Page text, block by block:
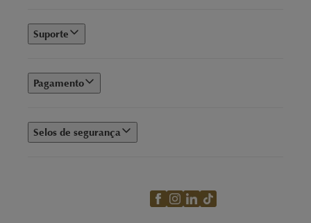
Suporte
Pagamento
Selos de segurança